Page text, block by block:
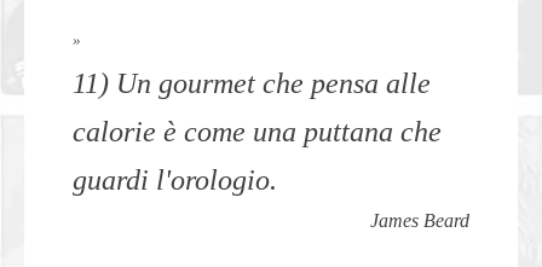
»
11) Un gourmet che pensa alle
calorie è come una puttana che
guardi l'orologio.
James Beard